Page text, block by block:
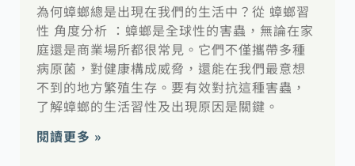
為何蟑螂總是出現在我們的生活中？從 蟑螂習
性 角度分析 ：蟑螂是全球性的害蟲，無論在家
庭還是商業場所都很常見。它們不僅攜帶多種
病原菌，對健康構成威脅，還能在我們最意想
不到的地方繁殖生存。要有效對抗這種害蟲，
了解蟑螂的生活習性及出現原因是關鍵。
閱讀更多 »